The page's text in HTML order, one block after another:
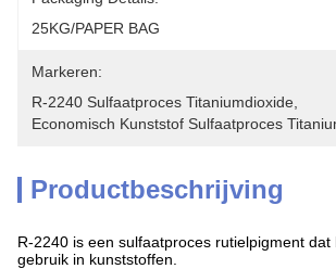
25KG/PAPER BAG
Markeren:
R-2240 Sulfaatproces Titaniumdioxide
Economisch Kunststof Sulfaatproces
Productbeschrijving
R-2240 is een sulfaatproces rutielpigment
gebruik in kunststoffen.